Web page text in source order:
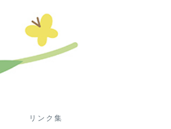
リンク集